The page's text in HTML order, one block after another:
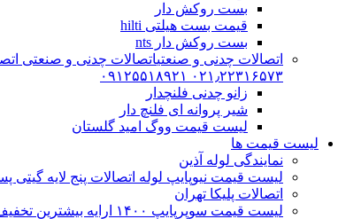
بست روکش دار
قیمت بست هیلتی hilti
بست روکش دار nts
اتصالات چدنی و صنعتیاتصالات چدنی و صنعتی
۰۲۱٫۲۲۳۱۶۵۷۳ ۰۹۱۲۵۵۱۸۹۲۱
زانو چدنی فلنچدار
شیر پروانه ای فلنچ دار
لیست قیمت ووگ امید گلستان
لیست قیمت ها
نمایندگی لوله آذین
لیست قیمت نیوپایپ لوله اتصالات پنج لایه گیتی
اتصالات پلیکا تهران
لیست قیمت سوپرپایپ ۱۴۰۰ ارایه بیشترین تخفیف ممکن